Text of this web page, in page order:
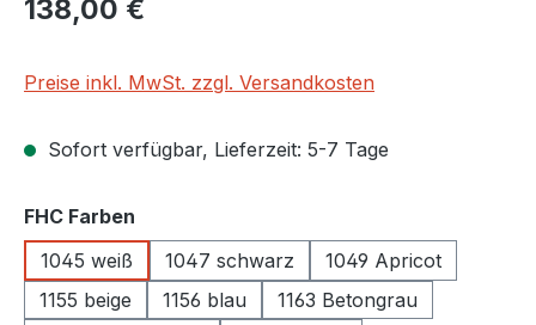
138,00 €
Preise inkl. MwSt. zzgl. Versandkosten
Sofort verfügbar, Lieferzeit: 5-7 Tage
FHC Farben
1045 weiß
1047 schwarz
1049 Apricot
1155 beige
1156 blau
1163 Betongrau